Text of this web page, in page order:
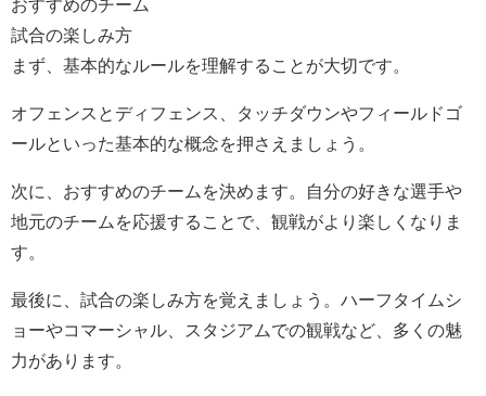
おすすめのチーム
試合の楽しみ方
まず、基本的なルールを理解することが大切です。
オフェンスとディフェンス、タッチダウンやフィールドゴ
ールといった基本的な概念を押さえましょう。
次に、おすすめのチームを決めます。自分の好きな選手や
地元のチームを応援することで、観戦がより楽しくなりま
す。
最後に、試合の楽しみ方を覚えましょう。ハーフタイムシ
ョーやコマーシャル、スタジアムでの観戦など、多くの魅
力があります。